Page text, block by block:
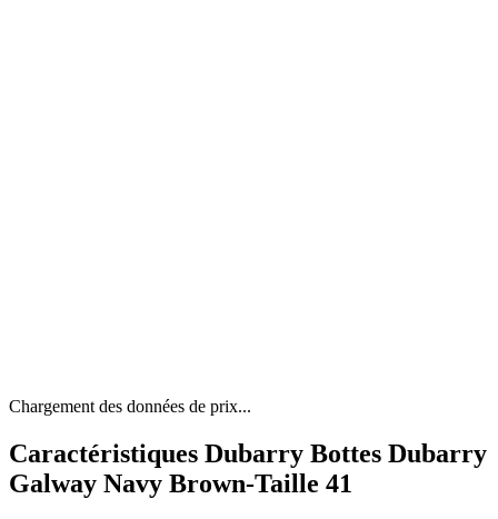
Chargement des données de prix...
Caractéristiques Dubarry Bottes Dubarry
Galway Navy Brown-Taille 41